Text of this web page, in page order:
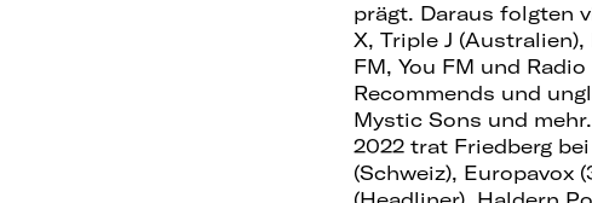
prägt. Daraus folgten
X, Triple J
FM, You FM und
Recommends und
Mystic Sons und mehr.
2022 trat Friedberg
(Schweiz), Europavox